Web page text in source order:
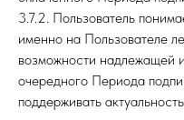
3.7.2. Пользователь
именно на Пользователе
возможности надлежащей
очередного Периода
поддерживать